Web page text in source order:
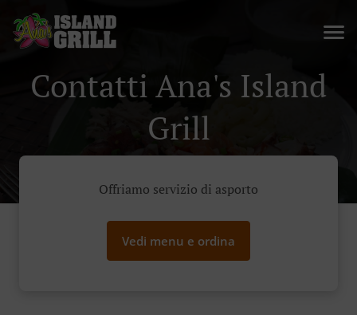
Contatti Ana's Island
Grill
Offriamo servizio di asporto
Vedi menu e ordina